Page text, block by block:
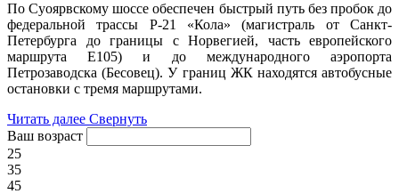
По Суоярвскому шоссе обеспечен быстрый путь без пробок до
федеральной трассы Р-21 «Кола» (магистраль от Санкт-
Петербурга до границы с Норвегией, часть европейского
маршрута Е105) и до международного аэропорта
Петрозаводска (Бесовец). У границ ЖК находятся автобусные
остановки с тремя маршрутами.
Читать далее Свернуть
Ваш возраст
25
35
45